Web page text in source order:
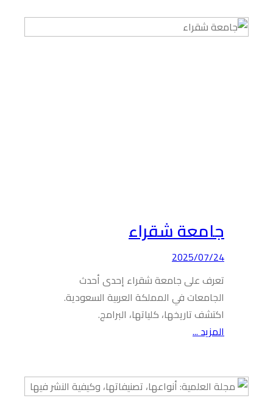
جامعة شقراء
2025/07/24
تعرف على جامعة شقراء إحدى أحدث
الجامعات في المملكة العربية السعودية.
اكتشف تاريخها، كلياتها، البرامج.
المزيد ...